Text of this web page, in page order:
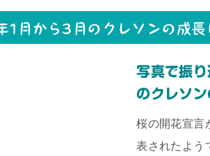
月から3月のクレソンの成長
写真で振
のクレソ
桜の開花宣言
表されたよう